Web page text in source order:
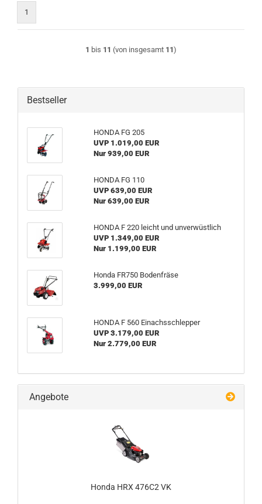
1
1 bis 11 (von insgesamt 11)
Bestseller
HONDA FG 205
UVP 1.019,00 EUR
Nur 939,00 EUR
HONDA FG 110
UVP 639,00 EUR
Nur 639,00 EUR
HONDA F 220 leicht und un­ver­wüst­lich
UVP 1.349,00 EUR
Nur 1.199,00 EUR
Honda FR750 Bo­den­frä­se
3.999,00 EUR
HONDA F 560 Ein­achs­schlep­per
UVP 3.179,00 EUR
Nur 2.779,00 EUR
Angebote
Honda HRX 476C2 VK